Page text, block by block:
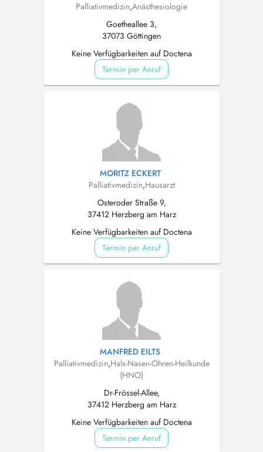
Palliativmedizin,Anästhesiologie
Goetheallee 3,
37073 Göttingen
Keine Verfügbarkeiten auf Doctena
Termin per Anruf
MORITZ ECKERT
Palliativmedizin,Hausarzt
Osteroder Straße 9,
37412 Herzberg am Harz
Keine Verfügbarkeiten auf Doctena
Termin per Anruf
MANFRED EILTS
Palliativmedizin,Hals-Nasen-Ohren-Heilkunde
(HNO)
Dr-Frössel-Allee,
37412 Herzberg am Harz
Keine Verfügbarkeiten auf Doctena
Termin per Anruf